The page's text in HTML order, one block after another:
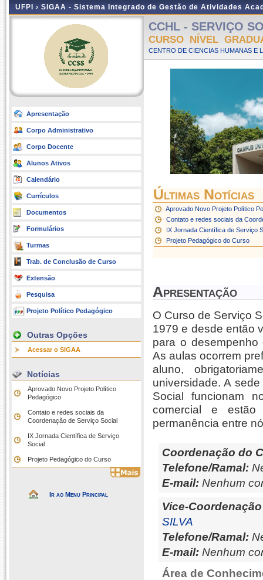
UFPI › SIGAA - Sistema Integrado de Gestão de Atividades
Apresentação
Corpo Administrativo
Corpo Docente
Alunos Ativos
Calendário
Currículos
Documentos
Formulários
Turmas
Trab. de Conclusão de Curso
Extensão
Pesquisa
Projeto Político Pedagógico
Outras Opções
Acessar o SIGAA
Notícias
Aprovado Novo Projeto Político
Pedagógico
Contato e redes sociais da
Coordenação de Serviço Social
IX Jornada Científica de Serviço
Social
Projeto Pedagógico do Curso
Ir ao Menu Principal
CCHL - SERVIÇO
CURSO NÍVEL
CENTRO DE CIENCIAS HUMANAS E
Últimas Notícias
Aprovado Novo Projeto Político
Contato e redes sociais da
IX Jornada Científica de Serviço
Projeto Pedagógico do Curso
Apresentação
O Curso de Serviço
1979 e desde então
para o desempenho
As aulas ocorrem
aluno,
universidade. A
Social funcionam
comercial e estão
permanência entre
Coordenação do
Telefone/Ramal:
E-mail: Nenhum
Vice-
SILVA
Telefone/Ramal:
E-mail: Nenhum
Área de